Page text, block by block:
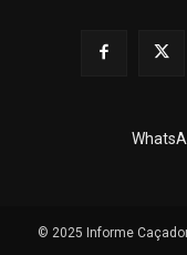
© 2025 Informe